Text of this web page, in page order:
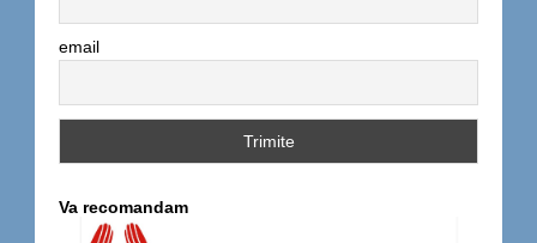
email
Va recomandam